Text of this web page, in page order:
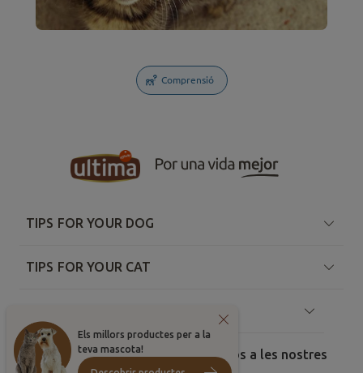
Comprensió
Els millors productes per a la
teva mascota!
TIPS FOR YOUR DOG
TIPS FOR YOUR CAT
Comparteix les teves millors fotos a les nostres